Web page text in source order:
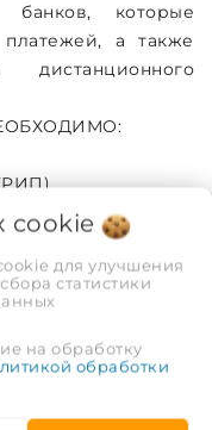
банков, которые
а также
дистанционного
заказа.
cookie
для улучшения
статистики
на обработку
обработки